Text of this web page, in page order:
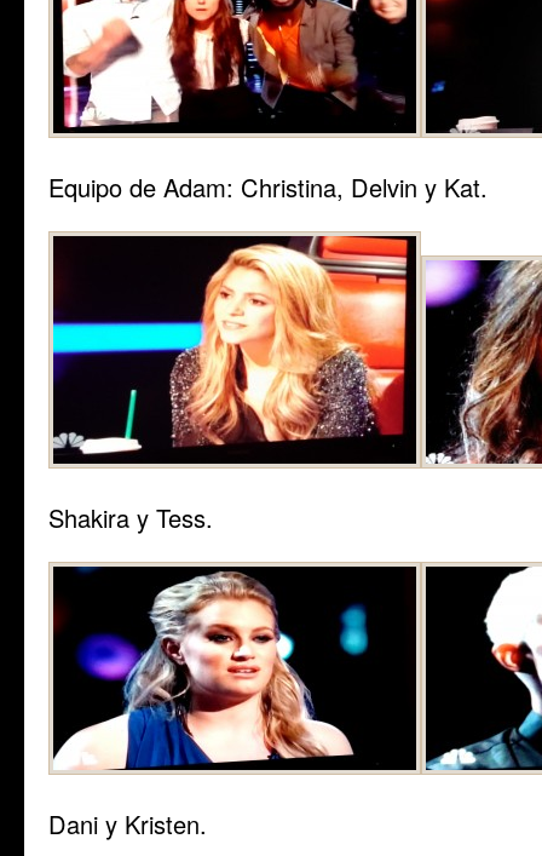
Equipo de Adam: Christina, Delvin y Kat.
Shakira y Tess.
Dani y Kristen.